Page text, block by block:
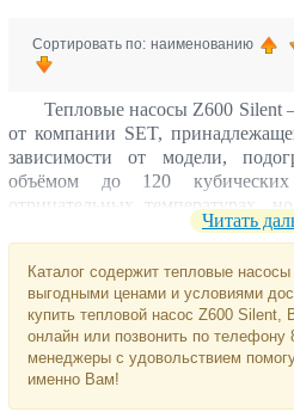
Сортировать по: наименованию
Тепловые насосы Z600 Silent
от компании SET,
зависимости от модели,
объёмом до 120
отрицательных
преимуществом серии Z600
превосходит 30 дБ (не
расходуют энергию: для
аналогичной мощности её
Читать
Каталог содержит тепловые
выгодными ценами и условиями
купить тепловой насос Z600 Silent,
онлайн или позвонить по телефону
менеджеры с удовольствием
именно Вам!